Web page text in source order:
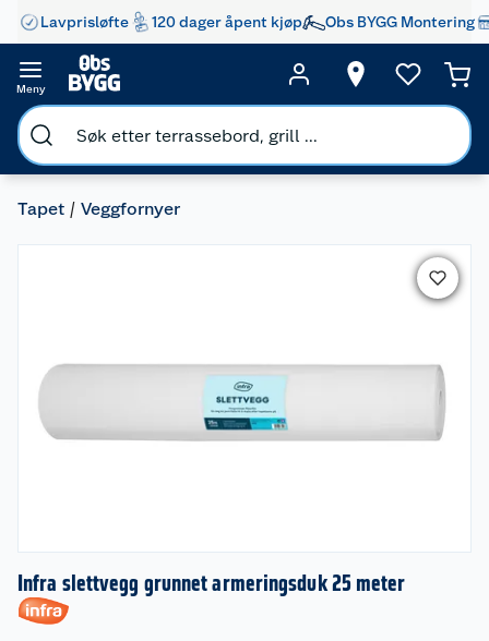
Lavprisløfte 120 dager åpent kjøp Obs BYGG Montering
Meny
Tapet Veggfornyer
Infra slettvegg grunnet armeringsduk 25 meter